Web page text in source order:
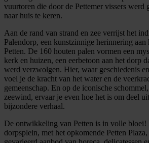
vuurtoren die door de Pettemer vissers werd
naar huis te keren.
Aan de rand van strand en zee verrijst het
Palendorp, een kunstzinnige herinnering aan
Petten. De 160 houten palen vormen een
kerk en huizen, een eerbetoon aan het dorp
werd verzwolgen. Hier, waar geschiedenis
voel je de kracht van het water en de
gemeenschap. En op de iconische
zeewind, ervaar je even hoe het is om deel
bijzondere verhaal.
De ontwikkeling van Petten is in volle bloei!
dorpsplein, met het opkomende Petten